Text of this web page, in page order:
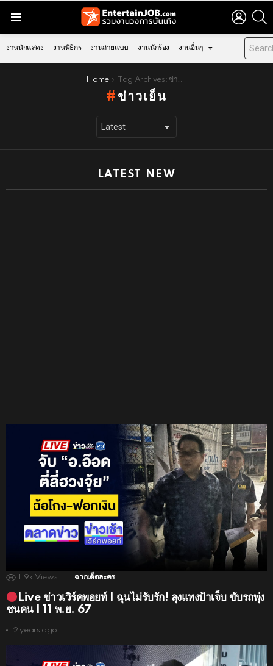
LOGIN
งานนักแสดง งานพิธีกร งานถ่ายแบบ งานนักร้อง งานอื่นๆ
Home Tag Archives: ข่าวเย็น
ข่าวเย็น
LATEST NEW
1.9k Views ฉากเด็ดละคร
Live ข่าวเวิร์คพอยท์ | ฉุนไม่รับรัก! ลุงแทงป้าเจ็บ ขับรถพุ่ง
ชนคน | 11 พ.ย. 67
2 years ago